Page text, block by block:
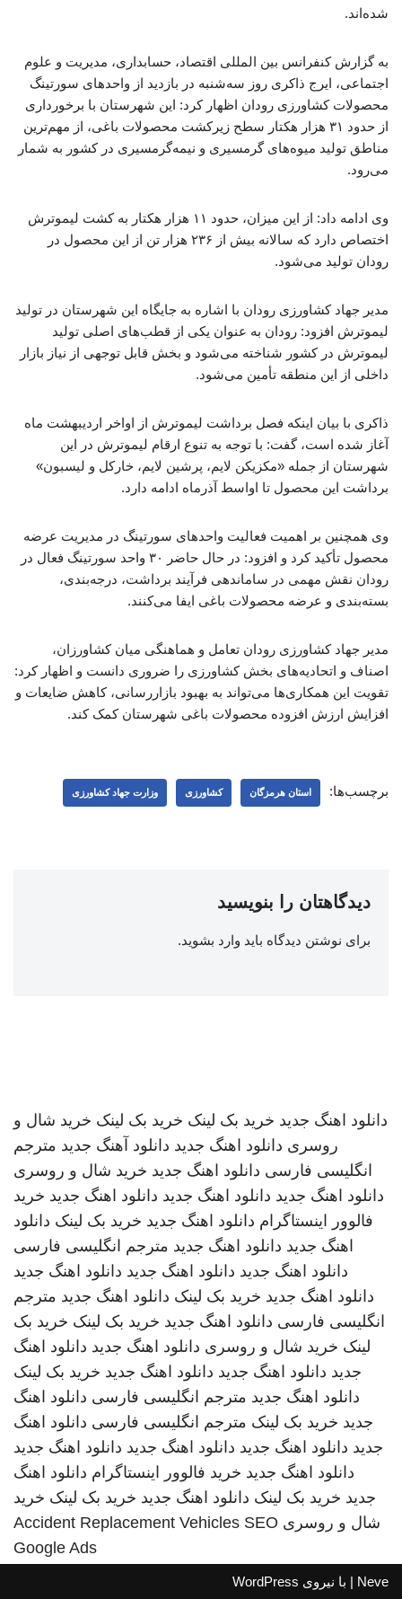
شده‌اند.
به گزارش کنفرانس بین المللی اقتصاد، حسابداری، مدیریت و علوم
اجتماعی، ایرج ذاکری روز سه‌شنبه در بازدید از واحدهای سورتینگ
محصولات کشاورزی رودان اظهار کرد: این شهرستان با برخورداری
از حدود ۳۱ هزار هکتار سطح زیرکشت محصولات باغی، از مهم‌ترین
مناطق تولید میوه‌های گرمسیری و نیمه‌گرمسیری در کشور به شمار
می‌رود.
وی ادامه داد: از این میزان، حدود ۱۱ هزار هکتار به کشت لیموترش
اختصاص دارد که سالانه بیش از ۲۳۶ هزار تن از این محصول در
رودان تولید می‌شود.
مدیر جهاد کشاورزی رودان با اشاره به جایگاه این شهرستان در تولید
لیموترش افزود: رودان به عنوان یکی از قطب‌های اصلی تولید
لیموترش در کشور شناخته می‌شود و بخش قابل توجهی از نیاز بازار
داخلی از این منطقه تأمین می‌شود.
ذاکری با بیان اینکه فصل برداشت لیموترش از اواخر اردیبهشت ماه
آغاز شده است، گفت: با توجه به تنوع ارقام لیموترش در این
شهرستان از جمله «مکزیکن لایم، پرشین لایم، خارکل و لیسبون»
برداشت این محصول تا اواسط آذرماه ادامه دارد.
وی همچنین بر اهمیت فعالیت واحدهای سورتینگ در مدیریت عرضه
محصول تأکید کرد و افزود: در حال حاضر ۳۰ واحد سورتینگ فعال در
رودان نقش مهمی در ساماندهی فرآیند برداشت، درجه‌بندی،
بسته‌بندی و عرضه محصولات باغی ایفا می‌کنند.
مدیر جهاد کشاورزی رودان تعامل و هماهنگی میان کشاورزان،
اصناف و اتحادیه‌های بخش کشاورزی را ضروری دانست و اظهار کرد:
تقویت این همکاری‌ها می‌تواند به بهبود بازاررسانی، کاهش ضایعات و
افزایش ارزش افزوده محصولات باغی شهرستان کمک کند.
برچسب‌ها: استان هرمزگان کشاورزی وزارت جهاد کشاورزی
دیدگاهتان را بنویسید
برای نوشتن دیدگاه باید وارد بشوید.
دانلود اهنگ جدید خرید بک لینک خرید بک لینک خرید شال و
روسری دانلود اهنگ جدید دانلود آهنگ جدید مترجم
انگلیسی فارسی دانلود اهنگ جدید خرید شال و روسری
دانلود اهنگ جدید دانلود اهنگ جدید دانلود اهنگ جدید خرید
فالوور اینستاگرام دانلود اهنگ جدید خرید بک لینک دانلود
اهنگ جدید دانلود اهنگ جدید مترجم انگلیسی فارسی
دانلود اهنگ جدید دانلود اهنگ جدید دانلود اهنگ جدید
دانلود اهنگ جدید خرید بک لینک دانلود اهنگ جدید مترجم
انگلیسی فارسی دانلود اهنگ جدید خرید بک لینک خرید بک
لینک خرید شال و روسری دانلود اهنگ جدید دانلود اهنگ
جدید دانلود اهنگ جدید دانلود اهنگ جدید خرید بک لینک
دانلود اهنگ جدید مترجم انگلیسی فارسی دانلود اهنگ
جدید خرید بک لینک مترجم انگلیسی فارسی دانلود اهنگ
جدید دانلود اهنگ جدید دانلود اهنگ جدید دانلود اهنگ جدید
دانلود اهنگ جدید خرید فالوور اینستاگرام دانلود اهنگ
جدید خرید بک لینک دانلود اهنگ جدید خرید بک لینک خرید
شال و روسری
Accident Replacement Vehicles SEO
Google Ads
Neve | با نیروی WordPress